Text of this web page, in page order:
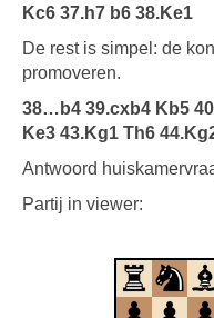
Kc6 37.h7 b6 38.Ke1
De rest is simpel: de
promoveren.
38…b4 39.cxb4 Kb5
Ke3 43.Kg1 Th6
Antwoord
Partij in viewer: